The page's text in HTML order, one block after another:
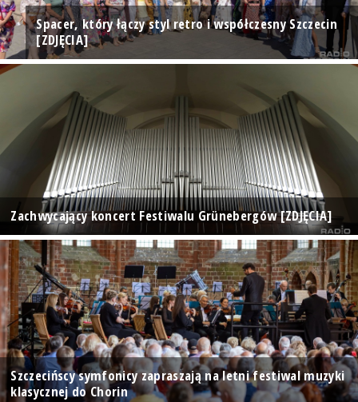
Spacer, który łączy styl retro i współczesny Szczecin
[ZDJĘCIA]
Zachwycający koncert Festiwalu Grünebergów [ZDJĘCIA]
Szczecińscy symfonicy zapraszają na letni festiwal muzyki
klasycznej do Chorin